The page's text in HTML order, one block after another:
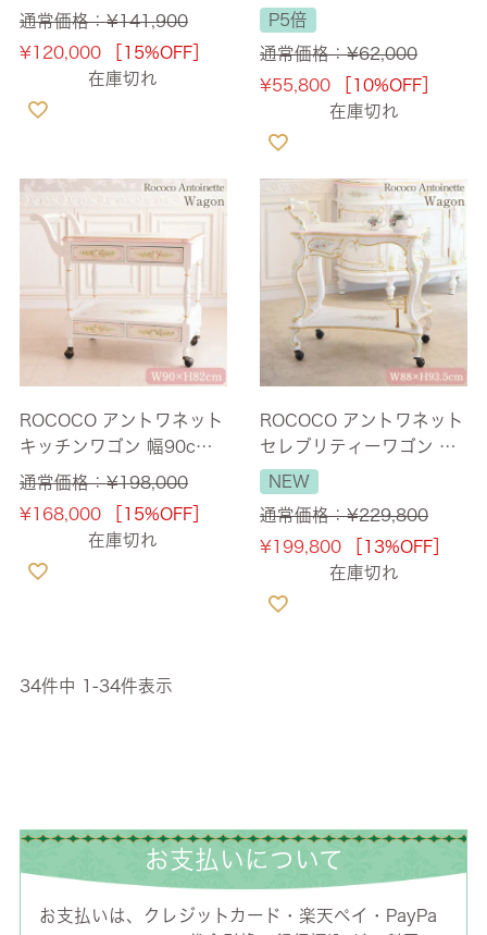
ー 幅55cm 【送料無料/設
通常価格：¥141,900
¥120,000
［15%OFF］
在庫切れ
無料】
P5倍
通常価格：¥62,000
¥55,800
［10%OFF］
在庫切れ
ROCOCO アントワネット
キッチンワゴン 幅90cm
【送料無料/設置サービス
通常価格：¥198,000
¥168,000
［15%OFF］
在庫切れ
ROCOCO アントワネット
セレブリティーワゴン 幅8
8cm 【送料無料/設置サー
ビス付】
NEW
通常価格：¥229,800
¥199,800
［13%OFF］
在庫切れ
34件中 1 -34件表示
お支払いについて
お支払いは、クレジットカード・楽天ペイ・PayPa